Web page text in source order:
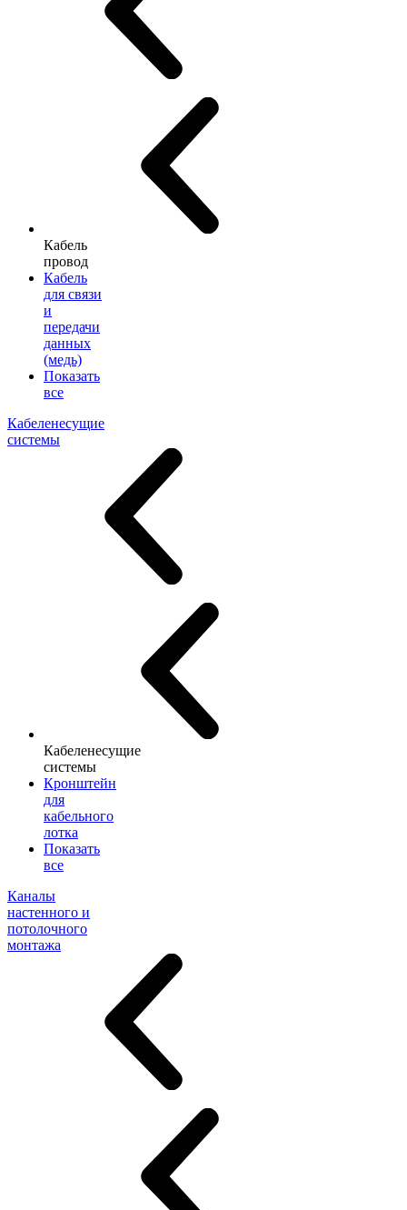
Кабель
провод
Кабель
для связи
и
передачи
данных
(медь)
Показать
все
Кабеленесущие
системы
Кабеленесущие
системы
Кронштейн
для
кабельного
лотка
Показать
все
Каналы
настенного и
потолочного
монтажа